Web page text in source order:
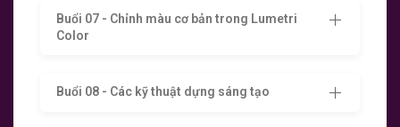
Buổi 07 - Chỉnh màu cơ bản trong Lumetri
Color
Buổi 08 - Các kỹ thuật dựng sáng tạo